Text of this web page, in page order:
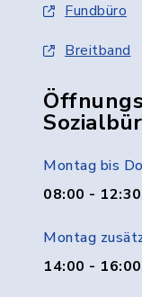
Fundbüro
Breitband
Montag bis
08:00 -
Montag
14:00 -